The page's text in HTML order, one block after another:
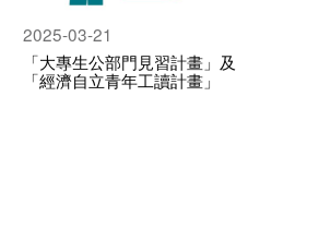
2025-03-21
「大專生公部門見習計畫」及
「經濟自立青年工讀計畫」